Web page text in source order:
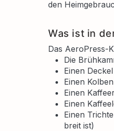
den
Was ist in
Das AeroPress-
Die
Einen
Einen
Einen
Einen
Einen
breit ist)